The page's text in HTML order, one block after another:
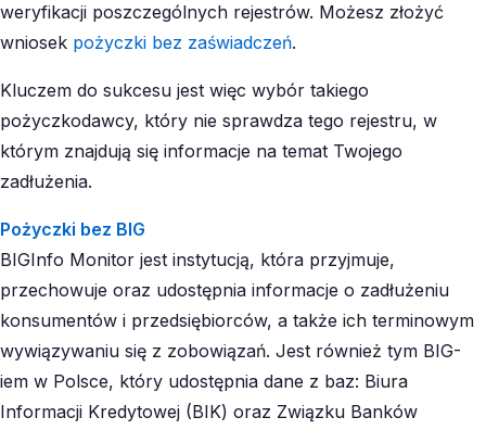
weryfikacji poszczególnych rejestrów. Możesz złożyć
wniosek pożyczki bez zaświadczeń.
Kluczem do sukcesu jest więc wybór takiego
pożyczkodawcy, który nie sprawdza tego rejestru, w
którym znajdują się informacje na temat Twojego
zadłużenia.
Pożyczki bez BIG
BIGInfo Monitor jest instytucją, która przyjmuje,
przechowuje oraz udostępnia informacje o zadłużeniu
konsumentów i przedsiębiorców, a także ich terminowym
wywiązywaniu się z zobowiązań. Jest również tym BIG-
iem w Polsce, który udostępnia dane z baz: Biura
Informacji Kredytowej (BIK) oraz Związku Banków